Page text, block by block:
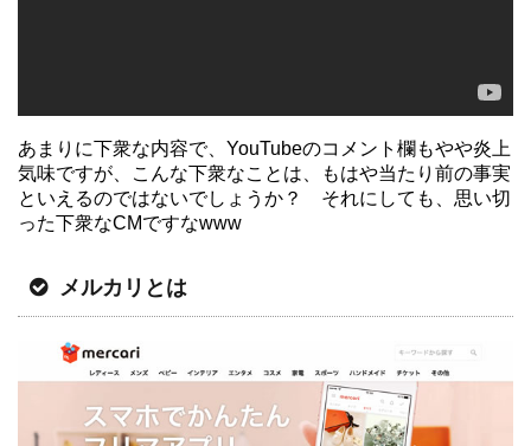
あまりに下衆な内容で、YouTubeのコメント欄もやや炎上
気味ですが、こんな下衆なことは、もはや当たり前の事実
といえるのではないでしょうか？ それにしても、思い切
った下衆なCMですなwww
メルカリとは